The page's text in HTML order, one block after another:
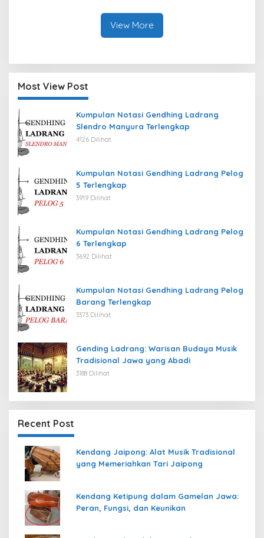
View More
Most View Post
Kumpulan Notasi Gendhing Ladrang
Slendro Manyura Terlengkap
4126 Dilihat
Kumpulan Notasi Gendhing Ladrang Pelog
5 Terlengkap
3919 Dilihat
Kumpulan Notasi Gendhing Ladrang Pelog
6 Terlengkap
3692 Dilihat
Kumpulan Notasi Gendhing Ladrang Pelog
Barang Terlengkap
3373 Dilihat
Gending Ladrang: Warisan Budaya Musik
Tradisional Jawa yang Abadi
3188 Dilihat
Recent Post
Kendang Jaipong: Alat Musik Tradisional
yang Memeriahkan Tari Jaipong
Kendang Ketipung dalam Gamelan Jawa:
Peran, Fungsi, dan Keunikan